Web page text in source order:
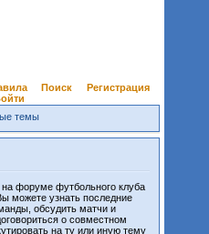
Поиск
Регистрация
темы
форуме футбольного клуба
можете узнать последние
обсудить матчи и
о совместном
на ту или иную тему